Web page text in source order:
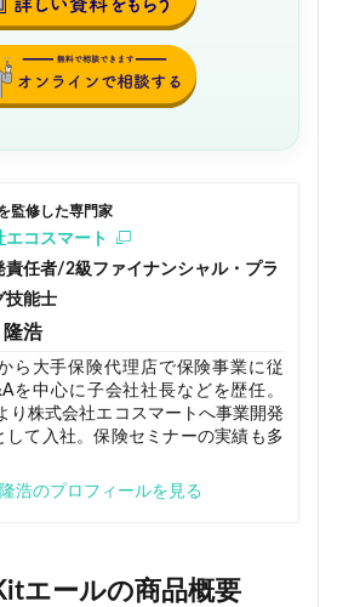
監修した専門家
エコスマート
責任者/2級ファイナンシャル・プラ
技能士
隆浩
ら大手保険代理店で保険事業に従
を中心に子会社社長などを歴任。
り株式会社エコスマートへ事業開発
して入社。保険セミナーの実績も多
浩のプロフィールを見る
エールの商品概要